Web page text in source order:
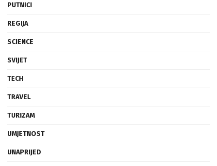
PUTNICI
REGIJA
SCIENCE
SVIJET
TECH
TRAVEL
TURIZAM
UMJETNOST
UNAPRIJED